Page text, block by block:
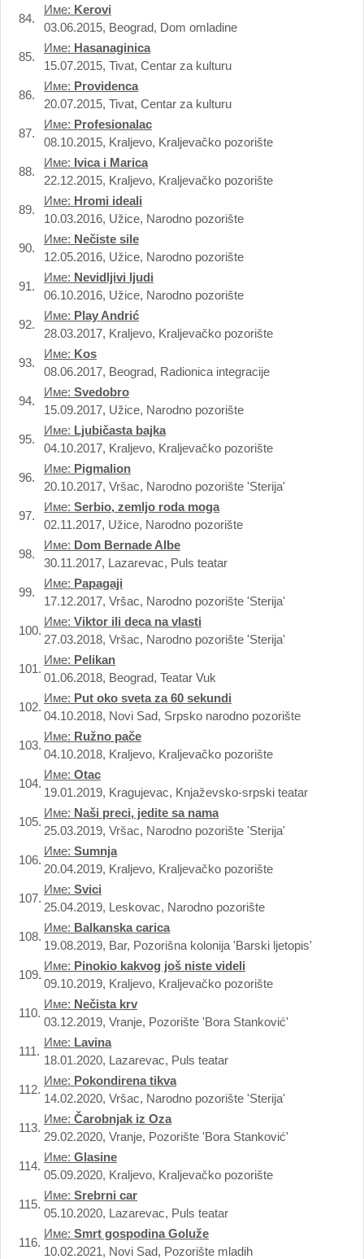
84.
Име: Kerovi
03.06.2015, Beograd, Dom omladine
85.
Име: Hasanaginica
15.07.2015, Tivat, Centar za kulturu
86.
Име: Providenca
20.07.2015, Tivat, Centar za kulturu
87.
Име: Profesionalac
08.10.2015, Kraljevo, Kraljevačko pozorište
88.
Име: Ivica i Marica
22.12.2015, Kraljevo, Kraljevačko pozorište
89.
Име: Hromi ideali
10.03.2016, Užice, Narodno pozorište
90.
Име: Nečiste sile
12.05.2016, Užice, Narodno pozorište
91.
Име: Nevidljivi ljudi
06.10.2016, Užice, Narodno pozorište
92.
Име: Play Andrić
28.03.2017, Kraljevo, Kraljevačko pozorište
93.
Име: Kos
08.06.2017, Beograd, Radionica integracije
94.
Име: Svedobro
15.09.2017, Užice, Narodno pozorište
95.
Име: Ljubičasta bajka
04.10.2017, Kraljevo, Kraljevačko pozorište
96.
Име: Pigmalion
20.10.2017, Vršac, Narodno pozorište 'Sterija'
97.
Име: Serbio, zemljo roda moga
02.11.2017, Užice, Narodno pozorište
98.
Име: Dom Bernade Albe
30.11.2017, Lazarevac, Puls teatar
99.
Име: Papagaji
17.12.2017, Vršac, Narodno pozorište 'Sterija'
100.
Име: Viktor ili deca na vlasti
27.03.2018, Vršac, Narodno pozorište 'Sterija'
101.
Име: Pelikan
01.06.2018, Beograd, Teatar Vuk
102.
Име: Put oko sveta za 60 sekundi
04.10.2018, Novi Sad, Srpsko narodno pozorište
103.
Име: Ružno pače
04.10.2018, Kraljevo, Kraljevačko pozorište
104.
Име: Otac
19.01.2019, Kragujevac, Knjaževsko-srpski teatar
105.
Име: Naši preci, jedite sa nama
25.03.2019, Vršac, Narodno pozorište 'Sterija'
106.
Име: Sumnja
20.04.2019, Kraljevo, Kraljevačko pozorište
107.
Име: Svici
25.04.2019, Leskovac, Narodno pozorište
108.
Име: Balkanska carica
19.08.2019, Bar, Pozorišna kolonija 'Barski ljetopis'
109.
Име: Pinokio kakvog još niste videli
09.10.2019, Kraljevo, Kraljevačko pozorište
110.
Име: Nečista krv
03.12.2019, Vranje, Pozorište 'Bora Stanković'
111.
Име: Lavina
18.01.2020, Lazarevac, Puls teatar
112.
Име: Pokondirena tikva
14.02.2020, Vršac, Narodno pozorište 'Sterija'
113.
Име: Čarobnjak iz Oza
29.02.2020, Vranje, Pozorište 'Bora Stanković'
114.
Име: Glasine
05.09.2020, Kraljevo, Kraljevačko pozorište
115.
Име: Srebrni car
05.10.2020, Lazarevac, Puls teatar
116.
Име: Smrt gospodina Goluže
10.02.2021, Novi Sad, Pozorište mladih